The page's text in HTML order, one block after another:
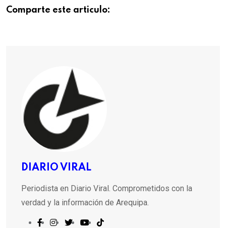
Comparte este articulo:
DIARIO VIRAL
Periodista en Diario Viral. Comprometidos con la
verdad y la información de Arequipa.